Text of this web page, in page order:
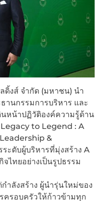
ดิ้งส์ จำกัด (มหาชน) นำ
านกรรมการบริหาร และ
นหน้าปฏิวัติองค์ความรู้ด้าน
to Legend : A
&
ะดับผู้บริหารที่มุ่งสร้าง A
ไทยอย่างเป็นรูปธรรม
ำลังสร้าง ผู้นำรุ่นใหม่ของ
ครอบครัวให้ก้าวข้ามทุก